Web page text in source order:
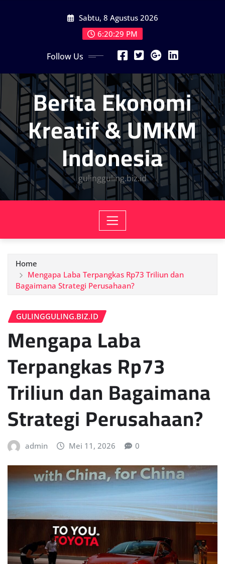
Sabtu, 8 Agustus 2026
6:20:30 PM
Follow Us
Berita Ekonomi
Kreatif & UMKM
Indonesia
gulingguling.biz.id
Home
Mengapa Laba Terpangkas Rp73 Triliun dan
Bagaimana Strategi Perusahaan?
GULINGGULING.BIZ.ID
Mengapa Laba
Terpangkas Rp73
Triliun dan Bagaimana
Strategi Perusahaan?
admin Mei 11, 2026 0